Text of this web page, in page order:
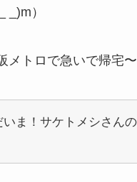
_)m）
メトロで急いで帰宅
いま！サケトメシさん